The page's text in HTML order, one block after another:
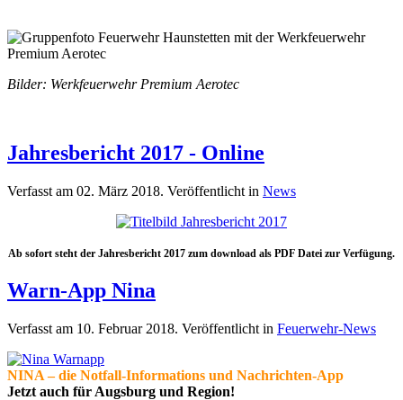
Bilder: Werkfeuerwehr Premium Aerotec
Jahresbericht 2017 - Online
Verfasst am 02. März 2018. Veröffentlicht in News
Ab sofort steht der Jahresbericht 2017 zum download als PDF Datei zur Verfügung.
Warn-App Nina
Verfasst am 10. Februar 2018. Veröffentlicht in Feuerwehr-News
NINA – die Notfall-Informations und Nachrichten-App
Jetzt auch für Augsburg und Region!